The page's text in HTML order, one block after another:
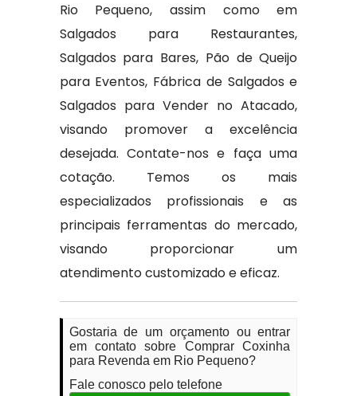
Rio Pequeno, assim como em
Salgados para Restaurantes,
Salgados para Bares, Pão de Queijo
para Eventos, Fábrica de Salgados e
Salgados para Vender no Atacado,
visando promover a excelência
desejada. Contate-nos e faça uma
cotação. Temos os mais
especializados profissionais e as
principais ferramentas do mercado,
visando proporcionar um
atendimento customizado e eficaz.
Gostaria de um orçamento ou entrar
em contato sobre Comprar Coxinha
para Revenda em Rio Pequeno?
Fale conosco pelo telefone